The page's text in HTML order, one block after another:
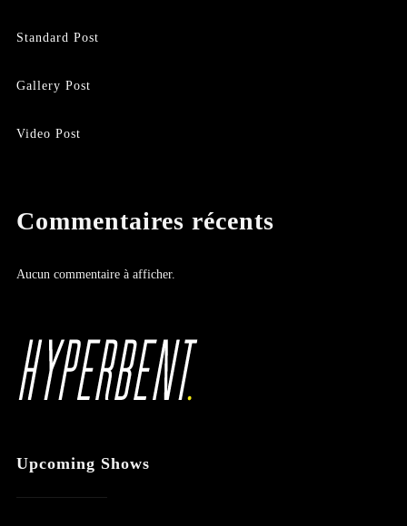
Standard Post
Gallery Post
Video Post
Commentaires récents
Aucun commentaire à afficher.
Upcoming Shows